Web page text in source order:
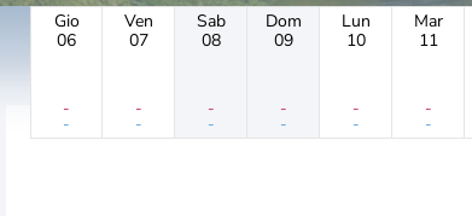
Gio
06
-
-
Ven
07
-
-
Sab
08
-
-
Dom
09
-
-
Lun
10
-
-
Mar
11
-
-